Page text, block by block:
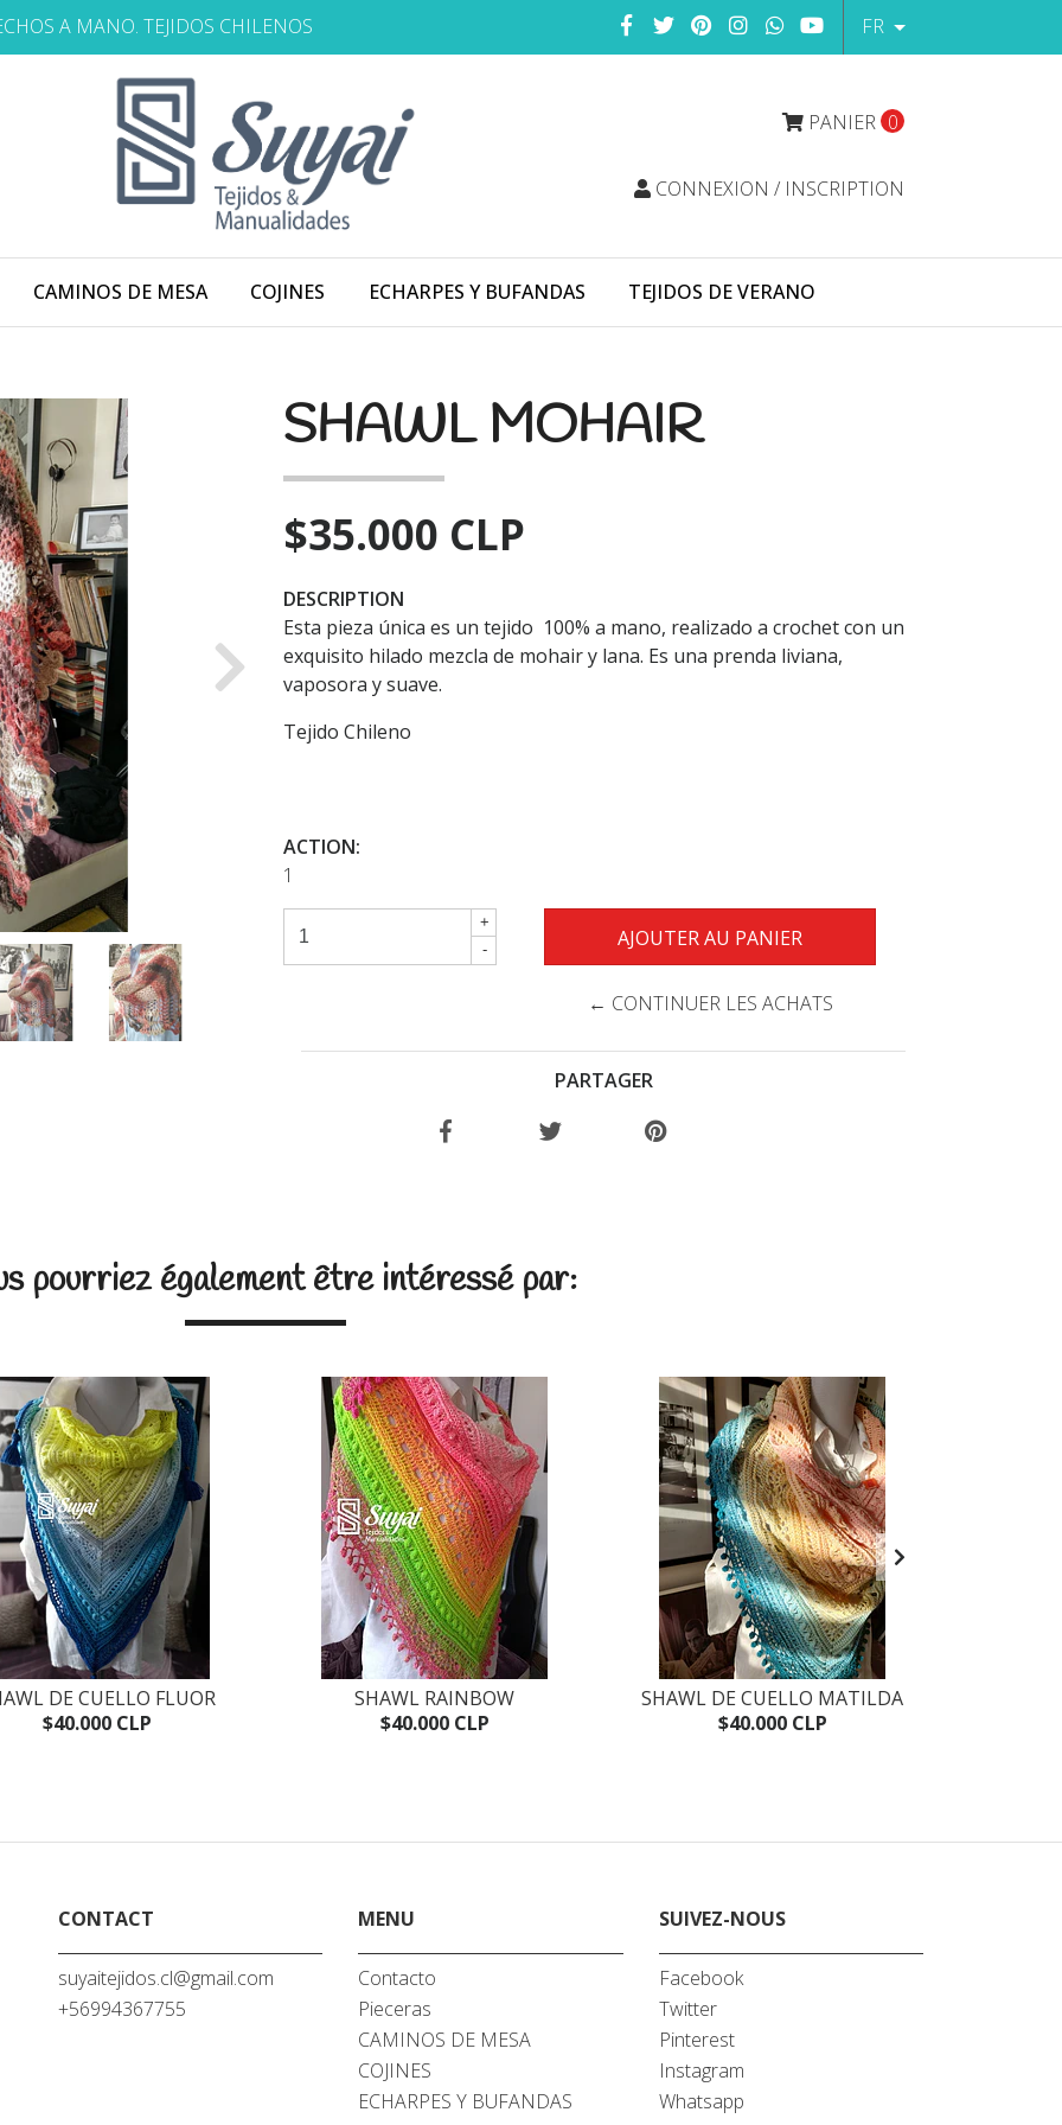
A MANO. TEJIDOS CHILENOS FR
PANIER 0
CONNEXION / INSCRIPTION
CAMINOS DE MESA COJINES ECHARPES Y BUFANDAS TEJIDOS DE VERANO
Next
SHAWL MOHAIR
$35.000 CLP
DESCRIPTION
Esta pieza única es un tejido 100% a mano, realizado a crochet con un
exquisito hilado mezcla de mohair y lana. Es una prenda liviana,
vaposora y suave.
Tejido Chileno
ACTION:
1
+
-
← CONTINUER LES ACHATS
PARTAGER
pourriez également être intéressé par:
DE CUELLO FLUOR
$40.000 CLP
SHAWL RAINBOW
$40.000 CLP
SHAWL DE CUELLO MATILDA
$40.000 CLP
CONTACT
suyaitejidos.cl@gmail.com
+56994367755
MENU
Contacto
Pieceras
CAMINOS DE MESA
COJINES
ECHARPES Y BUFANDAS
SUIVEZ-NOUS
Facebook
Twitter
Pinterest
Instagram
Whatsapp